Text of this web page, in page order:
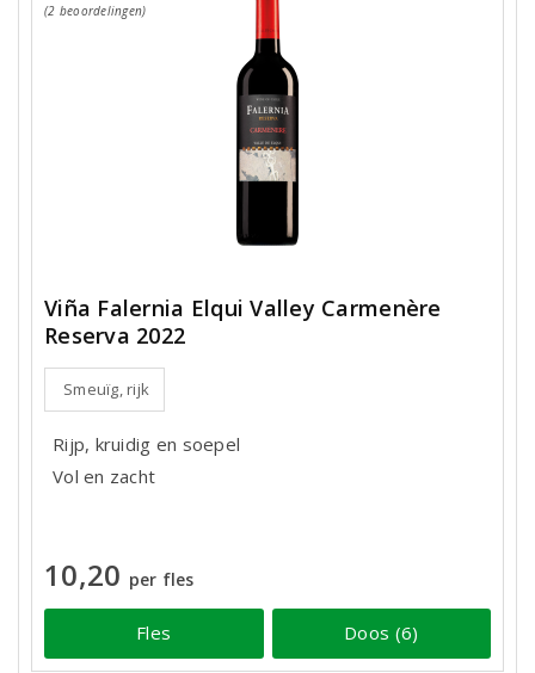
(2 beoordelingen)
Viña Falernia Elqui Valley Carmenère
Reserva 2022
Smeuïg, rijk
Rijp, kruidig en soepel
Vol en zacht
10,20 per fles
Fles Doos (6)